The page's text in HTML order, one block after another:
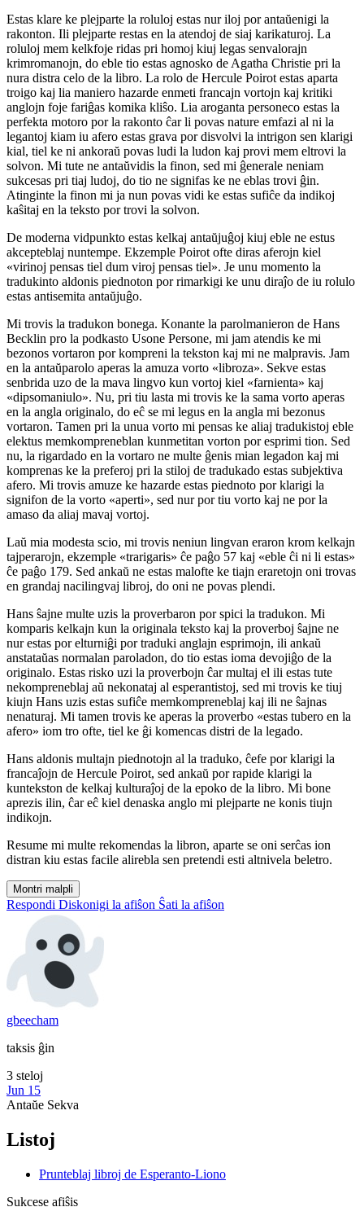
Estas klare ke plejparte la roluloj estas nur iloj por antaŭenigi la
rakonton. Ili plejparte restas en la atendoj de siaj karikaturoj. La
roluloj mem kelkfoje ridas pri homoj kiuj legas senvalorajn
krimromanojn, do eble tio estas agnosko de Agatha Christie pri la
nura distra celo de la libro. La rolo de Hercule Poirot estas aparta
troigo kaj lia maniero hazarde enmeti francajn vortojn kaj kritiki
anglojn foje fariĝas komika kliŝo. Lia aroganta personeco estas la
perfekta motoro por la rakonto ĉar li povas nature emfazi al ni la
legantoj kiam iu afero estas grava por disvolvi la intrigon sen klarigi
kial, tiel ke ni ankoraŭ povas ludi la ludon kaj provi mem eltrovi la
solvon. Mi tute ne antaŭvidis la finon, sed mi ĝenerale neniam
sukcesas pri tiaj ludoj, do tio ne signifas ke ne eblas trovi ĝin.
Atinginte la finon mi ja nun povas vidi ke estas sufiĉe da indikoj
kaŝitaj en la teksto por trovi la solvon.
De moderna vidpunkto estas kelkaj antaŭjuĝoj kiuj eble ne estus
akcepteblaj nuntempe. Ekzemple Poirot ofte diras aferojn kiel
«virinoj pensas tiel dum viroj pensas tiel». Je unu momento la
tradukinto aldonis piednoton por rimarkigi ke unu diraĵo de iu rolulo
estas antisemita antaŭjuĝo.
Mi trovis la tradukon bonega. Konante la parolmanieron de Hans
Becklin pro la podkasto Usone Persone, mi jam atendis ke mi
bezonos vortaron por kompreni la tekston kaj mi ne malpravis. Jam
en la antaŭparolo aperas la amuza vorto «libroza». Sekve estas
senbrida uzo de la mava lingvo kun vortoj kiel «farnienta» kaj
«dipsomaniulo». Nu, pri tiu lasta mi trovis ke la sama vorto aperas
en la angla originalo, do eĉ se mi legus en la angla mi bezonus
vortaron. Tamen pri la unua vorto mi pensas ke aliaj tradukistoj eble
elektus memkompreneblan kunmetitan vorton por esprimi tion. Sed
nu, la rigardado en la vortaro ne multe ĝenis mian legadon kaj mi
komprenas ke la preferoj pri la stiloj de tradukado estas subjektiva
afero. Mi trovis amuze ke hazarde estas piednoto por klarigi la
signifon de la vorto «aperti», sed nur por tiu vorto kaj ne por la
amaso da aliaj mavaj vortoj.
Laŭ mia modesta scio, mi trovis neniun lingvan eraron krom kelkajn
tajperarojn, ekzemple «trarigaris» ĉe paĝo 57 kaj «eble ĉi ni li estas»
ĉe paĝo 179. Sed ankaŭ ne estas malofte ke tiajn eraretojn oni trovas
en grandaj nacilingvaj libroj, do oni ne povas plendi.
Hans ŝajne multe uzis la proverbaron por spici la tradukon. Mi
komparis kelkajn kun la originala teksto kaj la proverboj ŝajne ne
nur estas por elturniĝi por traduki anglajn esprimojn, ili ankaŭ
anstataŭas normalan paroladon, do tio estas ioma devojiĝo de la
originalo. Estas risko uzi la proverbojn ĉar multaj el ili estas tute
nekompreneblaj aŭ nekonataj al esperantistoj, sed mi trovis ke tiuj
kiujn Hans uzis estas sufiĉe memkompreneblaj kaj ili ne ŝajnas
nenaturaj. Mi tamen trovis ke aperas la proverbo «estas tubero en la
afero» iom tro ofte, tiel ke ĝi komencas distri de la legado.
Hans aldonis multajn piednotojn al la traduko, ĉefe por klarigi la
francaĵojn de Hercule Poirot, sed ankaŭ por rapide klarigi la
kuntekston de kelkaj kulturaĵoj de la epoko de la libro. Mi bone
aprezis ilin, ĉar eĉ kiel denaska anglo mi plejparte ne konis tiujn
indikojn.
Resume mi multe rekomendas la libron, aparte se oni serĉas ion
distran kiu estas facile alirebla sen pretendi esti altnivela beletro.
Montri malpli
Respondi Diskonigi la afiŝon Ŝati la afiŝon
gbeecham
taksis ĝin
3 steloj
Jun 15
Antaŭe Sekva
Listoj
Prunteblaj libroj de Esperanto-Liono
Sukcese afiŝis